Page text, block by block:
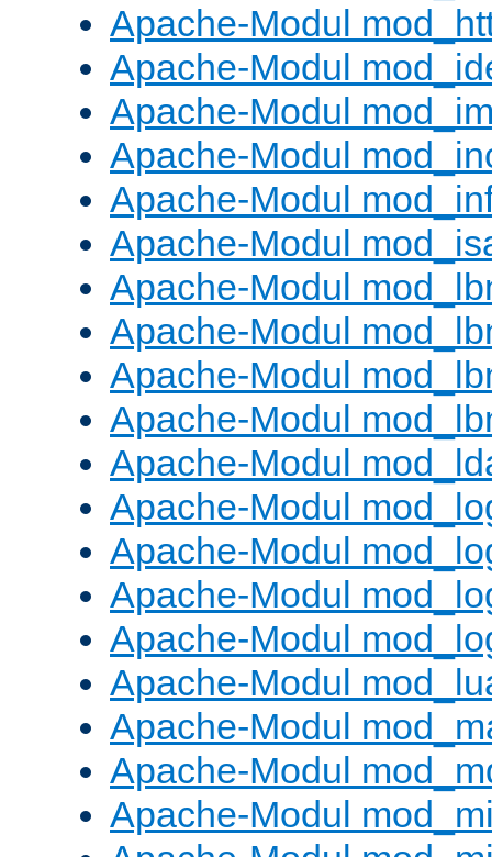
Apache-Modul
Apache-Modul
Apache-Modul
Apache-Modul
Apache-Modul
Apache-Modul
Apache-Modul
Apache-Modul
Apache-Modul
Apache-Modul
Apache-Modul
Apache-Modul
Apache-Modul
Apache-Modul
Apache-Modul
Apache-Modul
Apache-Modul
Apache-Modul
Apache-Modul